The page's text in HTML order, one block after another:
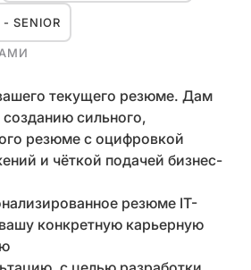
- SENIOR
текущего резюме. Дам
сильного,
резюме с оцифровкой
и чёткой подачей бизнес-
резюме IT-
конкретную карьерную